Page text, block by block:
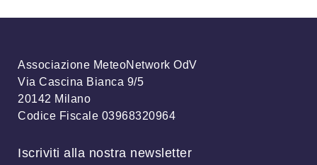
Associazione MeteoNetwork OdV
Via Cascina Bianca 9/5
20142 Milano
Codice Fiscale 03968320964
Iscriviti alla nostra newsletter